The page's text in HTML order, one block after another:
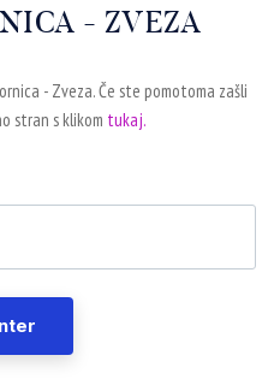
- ZVEZA
- Zveza. Če ste pomotoma zašli
stran s klikom tukaj.